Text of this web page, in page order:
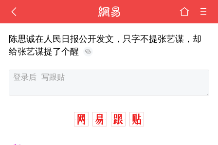
陈思诚在人民日报公开发文，只字不提张艺谋，却
给张艺谋提了个醒